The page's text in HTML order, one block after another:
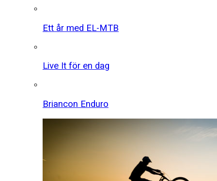
Ett år med EL-MTB
Live It för en dag
Briancon Enduro